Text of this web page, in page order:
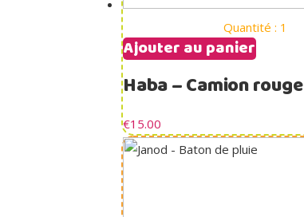
Quantité : 1
Ajouter au panier
Haba – Camion rouge
€15.00